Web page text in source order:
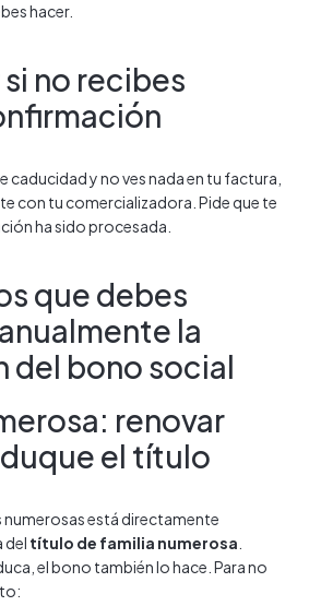
hacer.
no recibes
caducidad y no ves nada en tu factura,
con tu comercializadora. Pide que te
ha sido procesada.
que debes
la
del bono social
renovar
el título
numerosas está directamente
del título de familia numerosa
el bono también lo hace. Para no